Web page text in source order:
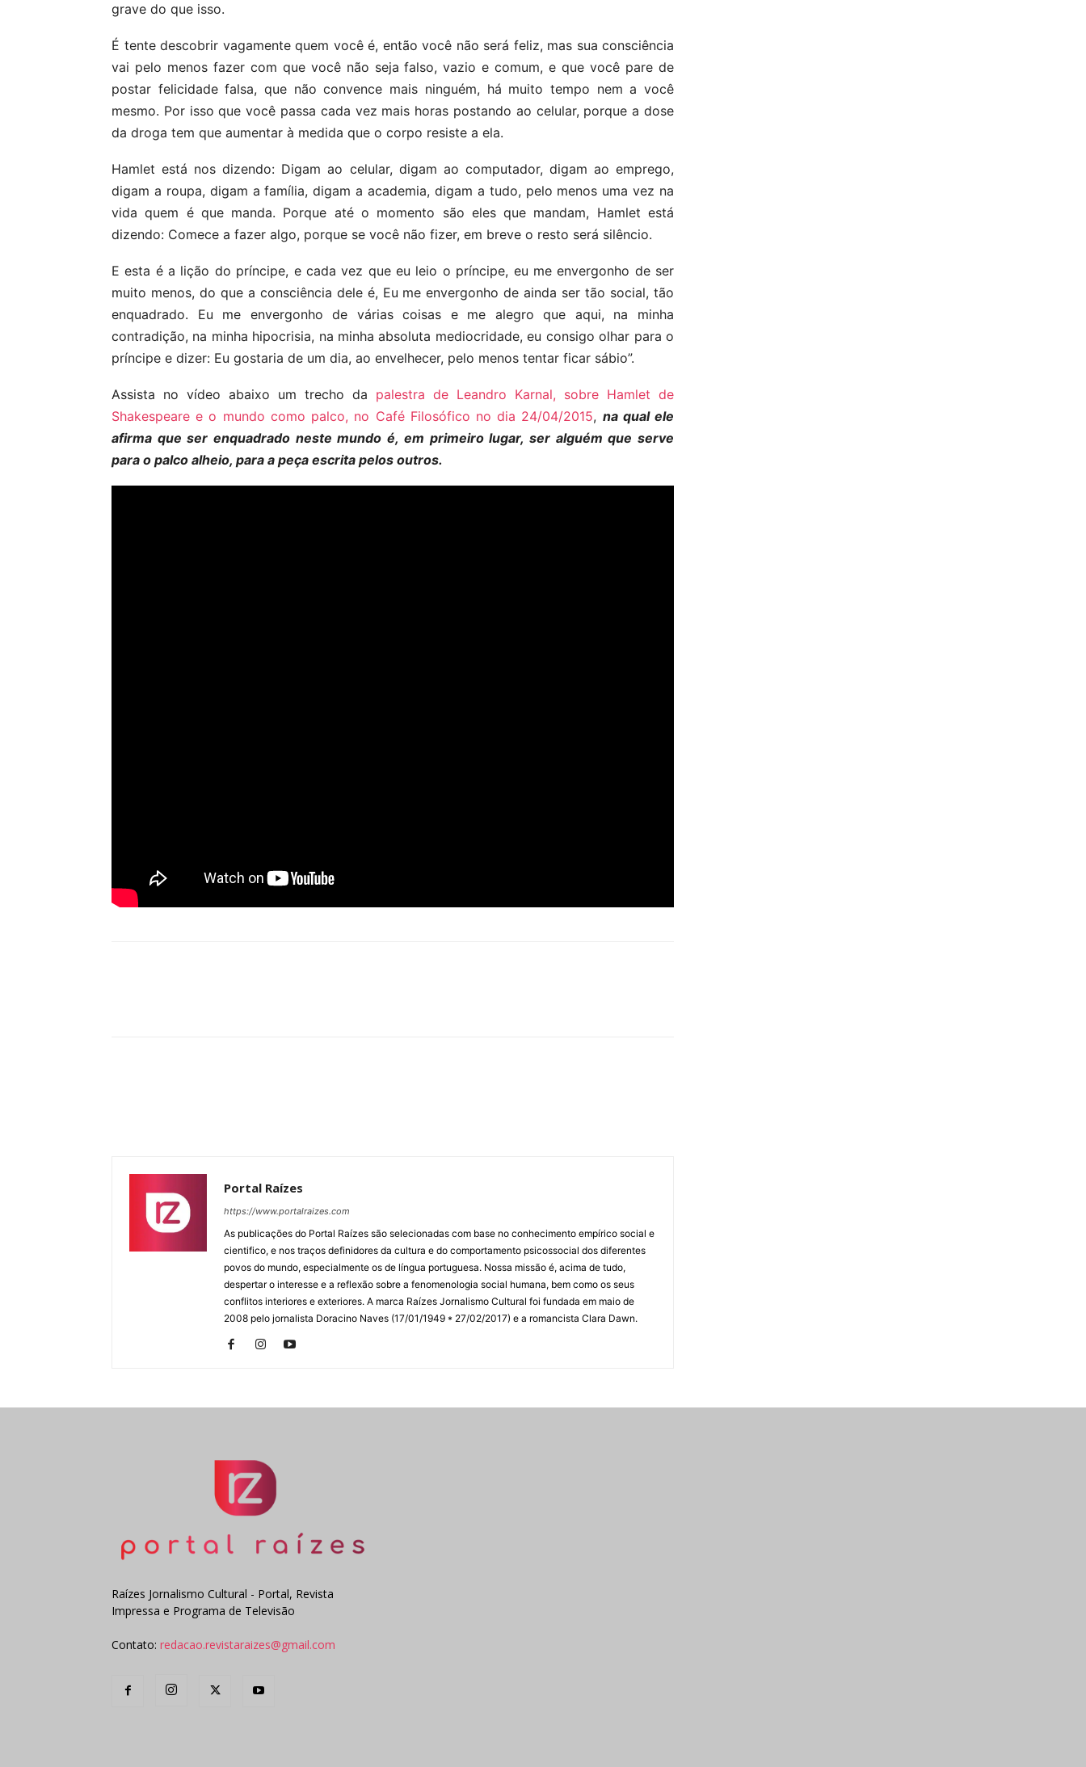
grave do que isso.
É tente descobrir vagamente quem você é, então você não será feliz, mas sua consciência
vai pelo menos fazer com que você não seja falso, vazio e comum, e que você pare de
postar felicidade falsa, que não convence mais ninguém, há muito tempo nem a você
mesmo. Por isso que você passa cada vez mais horas postando ao celular, porque a dose
da droga tem que aumentar à medida que o corpo resiste a ela.
Hamlet está nos dizendo: Digam ao celular, digam ao computador, digam ao emprego,
digam a roupa, digam a família, digam a academia, digam a tudo, pelo menos uma vez na
vida quem é que manda. Porque até o momento são eles que mandam, Hamlet está
dizendo: Comece a fazer algo, porque se você não fizer, em breve o resto será silêncio.
E esta é a lição do príncipe, e cada vez que eu leio o príncipe, eu me envergonho de ser
muito menos, do que a consciência dele é, Eu me envergonho de ainda ser tão social, tão
enquadrado. Eu me envergonho de várias coisas e me alegro que aqui, na minha
contradição, na minha hipocrisia, na minha absoluta mediocridade, eu consigo olhar para o
príncipe e dizer: Eu gostaria de um dia, ao envelhecer, pelo menos tentar ficar sábio”.
Assista no vídeo abaixo um trecho da palestra de Leandro Karnal, sobre Hamlet de
Shakespeare e o mundo como palco, no Café Filosófico no dia 24/04/2015, na qual ele
afirma que ser enquadrado neste mundo é, em primeiro lugar, ser alguém que serve
para o palco alheio, para a peça escrita pelos outros.
Portal Raízes
https://www.portalraizes.com
As publicações do Portal Raízes são selecionadas com base no conhecimento empírico social e
cientifico, e nos traços definidores da cultura e do comportamento psicossocial dos diferentes
povos do mundo, especialmente os de língua portuguesa. Nossa missão é, acima de tudo,
despertar o interesse e a reflexão sobre a fenomenologia social humana, bem como os seus
conflitos interiores e exteriores. A marca Raízes Jornalismo Cultural foi fundada em maio de
2008 pelo jornalista Doracino Naves (17/01/1949 * 27/02/2017) e a romancista Clara Dawn.
Raízes Jornalismo Cultural - Portal, Revista
Impressa e Programa de Televisão
Contato: redacao.revistaraizes@gmail.com